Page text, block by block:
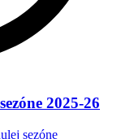
2025-26
sezóne